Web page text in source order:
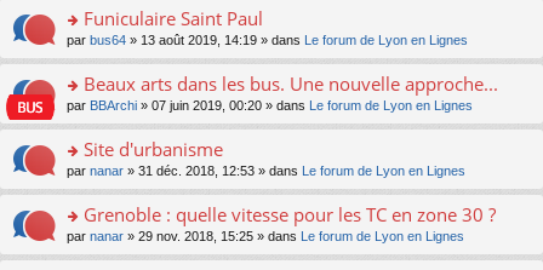
c
e
nt
pl
u
c
e
nt
n
n
le
pl
u
ré
c
e
nt
a
g
e
n
n
le
pl
u
ré
c
e
m
e
a
g
e
n
n
le
pl
u
ult
er
le
m
e
a
g
e
n
n
o
n
ult
er
le
m
e
a
g
e
Funiculaire Saint Paul
par bus64 » 13 août 2019, 14:19 » dans Le forum de Lyon en Lignes
o
n
ult
er
le
m
e
Beaux arts dans les bus. Une nouvelle approche...
par BBArchi » 07 juin 2019, 00:20 » dans Le forum de Lyon en Lignes
o
n
ult
er
le
Site d'urbanisme
par nanar » 31 déc. 2018, 12:53 » dans Le forum de Lyon en Lignes
o
n
Grenoble : quelle vitesse pour les TC en zone 30 ?
par nanar » 29 nov. 2018, 15:25 » dans Le forum de Lyon en Lignes